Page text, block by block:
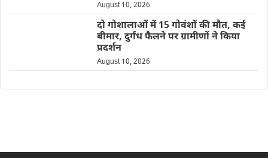
August 10, 2026
दो गोशालाओं में 15 गोवंशों की मौत, कई
बीमार, दुर्गंध फैलने पर ग्रामीणों ने किया
प्रदर्शन
August 10, 2026